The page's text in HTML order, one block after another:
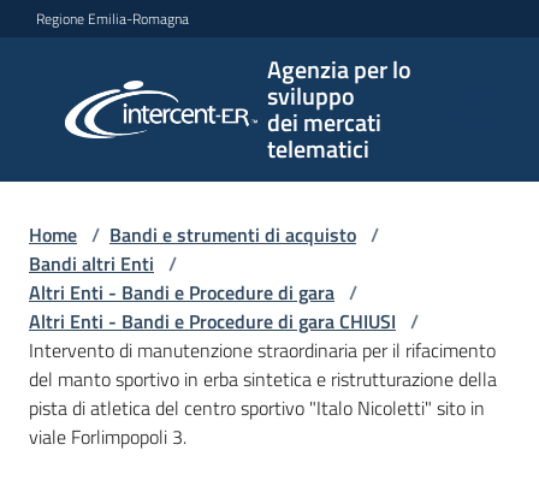
Vai al contenuto
Vai alla navigazione
Vai al footer
Regione Emilia-Romagna
Agenzia per lo
sviluppo
dei mercati
telematici
per lo
sviluppo
telematici
L'Agenzia
Bandi
Home / Bandi e strumenti di acquisto /
Bandi altri Enti /
Altri Enti - Bandi e Procedure di gara /
Altri Enti - Bandi e Procedure di gara CHIUSI /
Intervento di manutenzione straordinaria per il rifacimento
del manto sportivo in erba sintetica e ristrutturazione della
pista di atletica del centro sportivo "Italo Nicoletti" sito in
viale Forlimpopoli 3.